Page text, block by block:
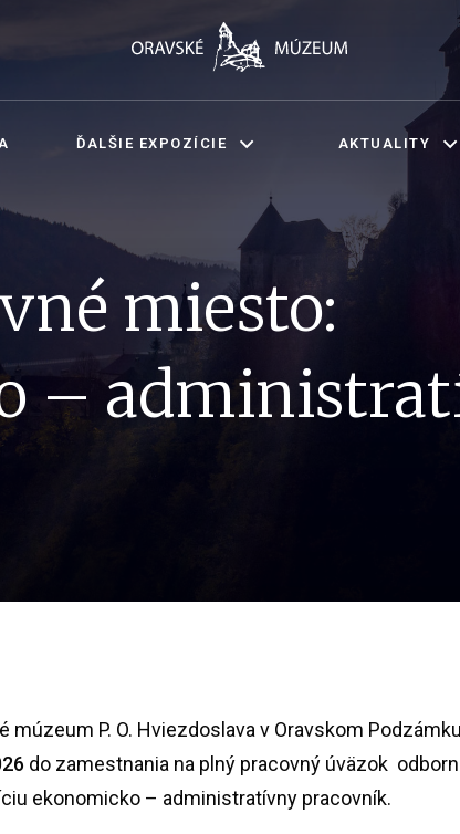
ĎALŠIE EXPOZÍCIE AKTUALITY
miesto:
–
múzeum P. O. Hviezdoslava v Oravskom
do zamestnania na plný pracovný úväzok
ekonomicko – administratívny pracovník.